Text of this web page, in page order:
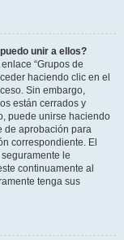
unir a ellos?
“Grupos de
haciendo clic en el
Sin embargo,
están cerrados y
puede unirse haciendo
de aprobación para
correspondiente. El
le
continuamente al
tenga sus